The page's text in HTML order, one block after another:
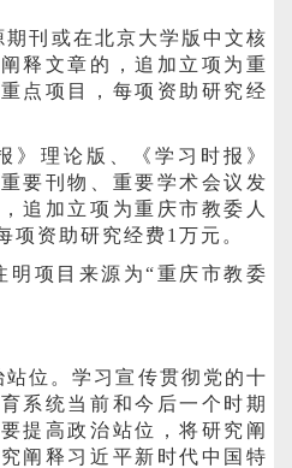
期刊或在北京大学版中文核
释文章的，追加立项为重
点项目，每项资助研究经
》理论版、《学习时报》
要刊物、重要学术会议发
追加立项为重庆市教委人
项资助研究经费1万元。
明项目来源为“重庆市教委
站位。学习宣传贯彻党的十
系统当前和今后一个时期
提高政治站位，将研究阐
阐释习近平新时代中国特